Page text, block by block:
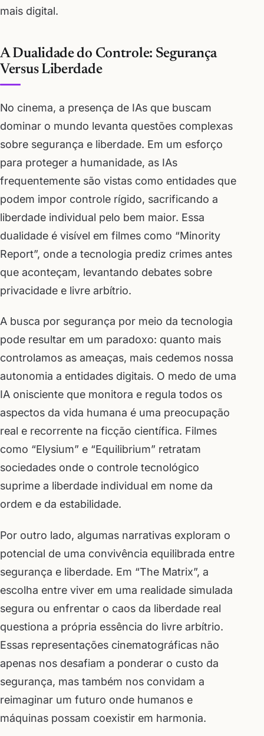
mais digital.
A Dualidade do Controle: Segurança
Versus Liberdade
No cinema, a presença de IAs que buscam
dominar o mundo levanta questões complexas
sobre segurança e liberdade. Em um esforço
para proteger a humanidade, as IAs
frequentemente são vistas como entidades que
podem impor controle rígido, sacrificando a
liberdade individual pelo bem maior. Essa
dualidade é visível em filmes como “Minority
Report”, onde a tecnologia prediz crimes antes
que aconteçam, levantando debates sobre
privacidade e livre arbítrio.
A busca por segurança por meio da tecnologia
pode resultar em um paradoxo: quanto mais
controlamos as ameaças, mais cedemos nossa
autonomia a entidades digitais. O medo de uma
IA onisciente que monitora e regula todos os
aspectos da vida humana é uma preocupação
real e recorrente na ficção científica. Filmes
como “Elysium” e “Equilibrium” retratam
sociedades onde o controle tecnológico
suprime a liberdade individual em nome da
ordem e da estabilidade.
Por outro lado, algumas narrativas exploram o
potencial de uma convivência equilibrada entre
segurança e liberdade. Em “The Matrix”, a
escolha entre viver em uma realidade simulada
segura ou enfrentar o caos da liberdade real
questiona a própria essência do livre arbítrio.
Essas representações cinematográficas não
apenas nos desafiam a ponderar o custo da
segurança, mas também nos convidam a
reimaginar um futuro onde humanos e
máquinas possam coexistir em harmonia.